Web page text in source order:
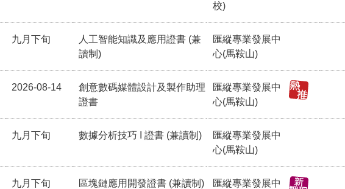
校)
九月下旬
人工智能知識及應用證書 (兼
讀制)
匯縱專業發展中
心(馬鞍山)
2026-08-14
創意數碼媒體設計及製作助理
證書
匯縱專業發展中
心(馬鞍山)
九月下旬 數據分析技巧 I 證書 (兼讀制)
匯縱專業發展中
心(馬鞍山)
九月下旬 區塊鏈應用開發證書 (兼讀制)
匯縱專業發展中